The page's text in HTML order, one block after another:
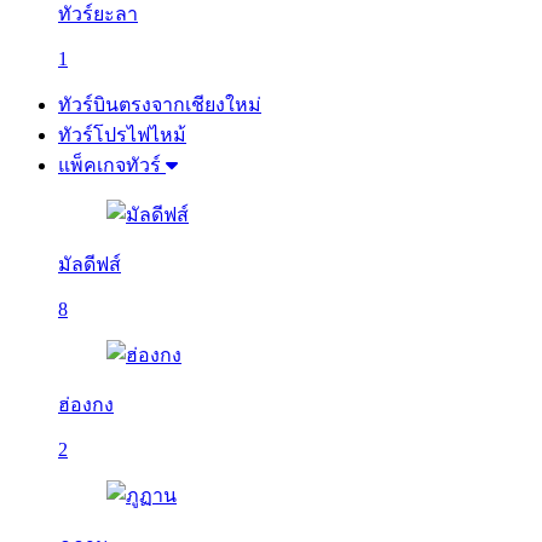
ทัวร์ยะลา
1
ทัวร์บินตรงจากเชียงใหม่
ทัวร์โปรไฟไหม้
แพ็คเกจทัวร์
มัลดีฟส์
8
ฮ่องกง
2